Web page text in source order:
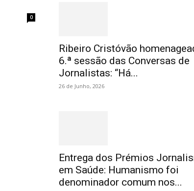
0
Ribeiro Cristóvão
6.ª sessão das Conversas de
Jornalistas: “Há...
26 de Junho, 2026
Entrega dos Prémios
em Saúde: Humanismo foi
denominador comum nos...